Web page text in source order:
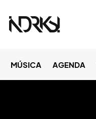
MÚSICA AGENDA